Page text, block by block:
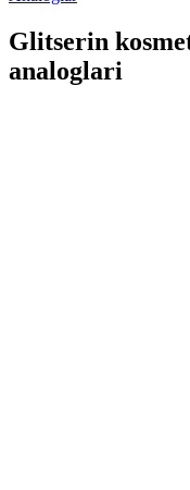
Glitserin
analoglari